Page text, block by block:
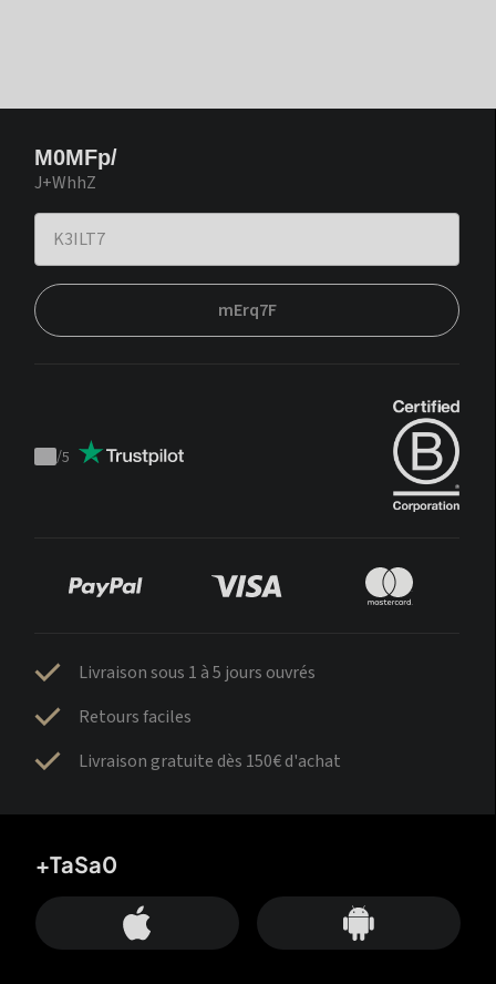
M0MFp/
J+WhhZ
mErq7F
Trustpilot
/5
Livraison sous 1 à 5 jours ouvrés
Retours faciles
Livraison gratuite dès 150€ d'achat
+TaSa0